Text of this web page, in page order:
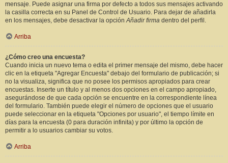
mensaje. Puede asignar una firma por defecto a todos sus mensajes activando
la casilla correcta en su Panel de Control de Usuario. Para dejar de añadirla
en los mensajes, debe desactivar la opciónAñadir firma dentro del perfil.
Arriba
¿Cómo creo una encuesta?
Cuando inicia un nuevo tema o edita el primer mensaje del mismo, debe hacer
clic en la etiqueta "Agregar Encuesta" debajo del formulario de publicación; si
no la visualiza, significa que no posee los permisos apropiados para crear
encuestas. Inserte un título y al menos dos opciones en el campo apropiado,
asegurándose de que cada opción se encuentre en la correspondiente línea
del formulario. También puede elegir el número de opciones que el usuario
puede seleccionar en la etiqueta "Opciones por usuario", el tiempo límite en
días para la encuesta (0 para duración infinita) y por último la opción de
permitir a lo usuarios cambiar su votos.
Arriba